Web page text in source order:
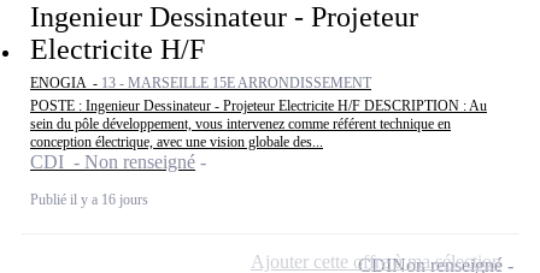
Ingenieur Dessinateur - Projeteur
Electricite H/F
ENOGIA - 13 - MARSEILLE 15E ARRONDISSEMENT
POSTE : Ingenieur Dessinateur - Projeteur Electricite H/F DESCRIPTION : Au
sein du pôle développement, vous intervenez comme référent technique en
conception électrique, avec une vision globale des...
CDI - Non renseigné
Publié il y a 16 jours
CDINon renseigné
Ajouter cette offre à ma sélection